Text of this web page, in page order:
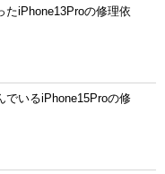
たiPhone13Proの修理依
でいるiPhone15Proの修